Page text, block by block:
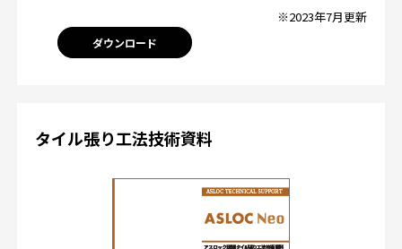
※2023年7月更新
ダウンロード
タイル張り工法技術資料